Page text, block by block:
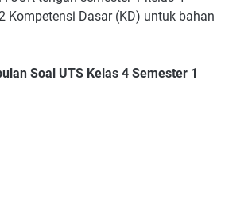
Kompetensi Dasar (KD) untuk bahan
Soal UTS Kelas 4 Semester 1